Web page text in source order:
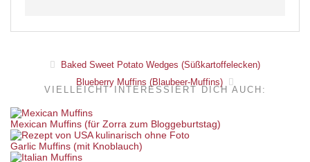
Baked Sweet Potato Wedges (Süßkartoffelecken)
Blueberry Muffins (Blaubeer-Muffins)
VIELLEICHT INTERESSIERT DICH AUCH:
Mexican Muffins (für Zorra zum Bloggeburtstag)
Garlic Muffins (mit Knoblauch)